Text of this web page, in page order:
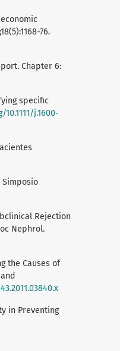
76.
Chapter 6:
specific
j.1600-
Simposio
Rejection
Nephrol.
the Causes of
in Preventing